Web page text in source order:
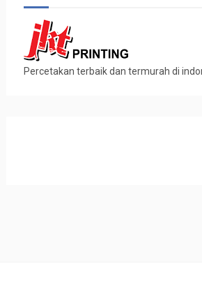
Percetakan terbaik dan termurah di